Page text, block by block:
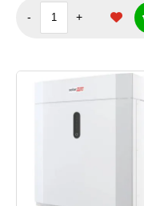
- +